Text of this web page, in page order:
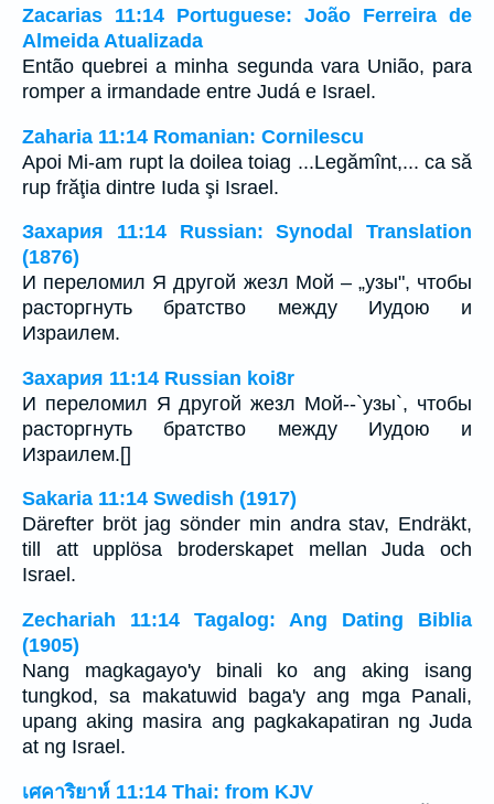
Zacarias 11:14 Portuguese: João Ferreira de
Almeida Atualizada
Então quebrei a minha segunda vara União, para
romper a irmandade entre Judá e Israel.
Zaharia 11:14 Romanian: Cornilescu
Apoi Mi-am rupt la doilea toiag ...Legămînt,... ca să
rup frăţia dintre Iuda şi Israel.
Захария 11:14 Russian: Synodal Translation
(1876)
И переломил Я другой жезл Мой – „узы", чтобы
расторгнуть братство между Иудою и
Израилем.
Захария 11:14 Russian koi8r
И переломил Я другой жезл Мой--`узы`, чтобы
расторгнуть братство между Иудою и
Израилем.[]
Sakaria 11:14 Swedish (1917)
Därefter bröt jag sönder min andra stav, Endräkt,
till att upplösa broderskapet mellan Juda och
Israel.
Zechariah 11:14 Tagalog: Ang Dating Biblia
(1905)
Nang magkagayo'y binali ko ang aking isang
tungkod, sa makatuwid baga'y ang mga Panali,
upang aking masira ang pagkakapatiran ng Juda
at ng Israel.
เศคาริยาห์ 11:14 Thai: from KJV